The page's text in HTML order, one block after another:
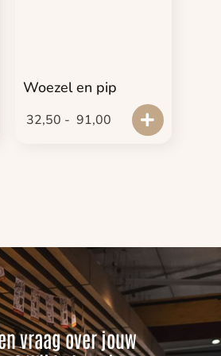
Woezel en pip
32,50 - 91,00
vraag over jouw